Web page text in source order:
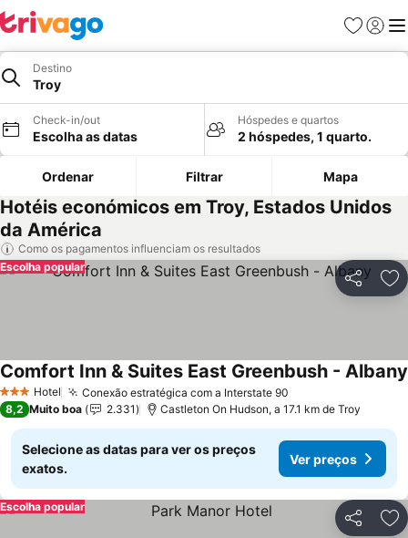
Favoritos
Iniciar
Destino
Troy
Check-in/out
Escolha as datas
Hóspedes e quartos
2 hóspedes, 1 quarto.
Ordenar Filtrar Mapa
Hotéis económicos em Troy, Estados Unidos
da América
Como os pagamentos influenciam os resultados
Partilhar
Escolha popular
3 EstrelasHotel Conexão estratégica com a Interstate 90
Comfort Inn & Suites East Greenbush - Albany
8,2 Muito boa 2.331 Castleton On Hudson, a 17.1 km de Troy
Selecione as datas para ver os preços
exatos.
Ver preços
Partilhar
Escolha popular